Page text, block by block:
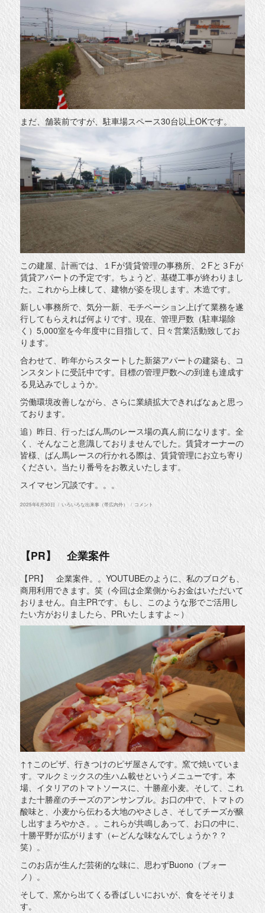
まだ、舗装前ですが、駐車場スペース30台以上OKです。
この建屋、計画では、１Fが賃貸管理の事務所、２Fと３Fが
賃貸アパートの予定です。ちょうど、基礎工事が終わりまし
た。これから上棟して、建物が姿を現します。木造です。
新しい事務所で、気分一新、モチベーション上げて業務を遂
行してもらえれば何よりです。現在、管理戸数（駐車場除
く）5,000室を今年度中に目指して、日々営業活動致してお
ります。
合わせて、昨年からスタートした新築アパートの建築も、コ
ンスタントに受託中です。目標の管理戸数への到達も達成す
る見込みでしょうか。
労働環境改善しながら、さらに業績拡大できればなぁと思っ
ております。
追）昨日、行ったばん馬のレース場の真ん前になります。全
く、そんなこと意識しておりませんでした。賃貸オーナーの
皆様、ばん馬レースの行かれる際は、賃貸管理にお立ち寄り
ください。当たり番号をお教えいたします。
スイマセン冗談です。。。
投
2025年6月30日
カ
いろいろな出来事（帯広内外）
『㈱
市
西
13
南
9
に
コメント
【PR】 企業案件
【PR】 企業案件。。YOUTUBEのように、私のブログも、
商用利用できます。笑（今回は企業側からお金はいただいて
おりません。自主PRです。もし、このような形でご活用し
たい方がおりましたら、PRいたしますよ～）
↑↑このピザ、行きつけのピザ屋さんです。窯で焼いていま
す。マルクミックスの生ハム載せというメニューです。本
場、イタリアのトマトソースに、十勝産小麦。そして、これ
また十勝産のチーズのアンサンブル。お口の中で、トマトの
酸味と、小麦から伝わる大地のやさしさ、そしてチーズが醸
し出すまろやかさ。。これらが共鳴しあって、お口の中に、
十勝平野が広がります（←どんな味なんでしょうか？？
笑）。
このお店が生んだ芸術的な味に、思わずBuono（ブォー
ノ）。
そして、窯から出てくる香ばしいにおいが、食をそそりま
す。